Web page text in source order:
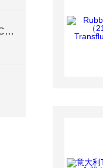
KEB电磁离合器COMBINORM C 技术介绍